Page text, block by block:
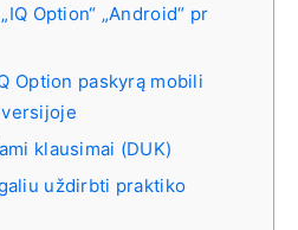
Option“ „Android“ pr
Option paskyrą mobili
klausimai (DUK)
uždirbti praktiko